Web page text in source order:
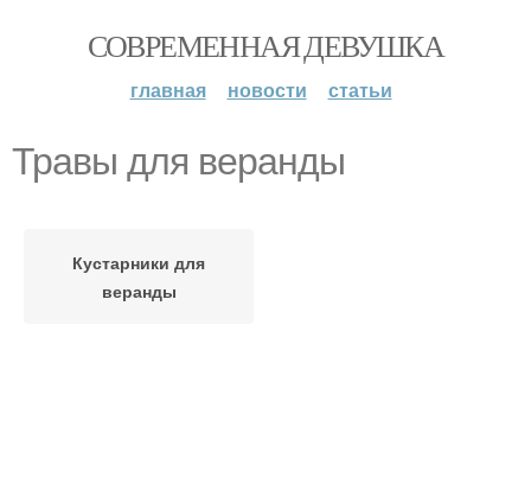
СОВРЕМЕННАЯ ДЕВУШКА
главная новости статьи
Травы для веранды
Кустарники для
веранды